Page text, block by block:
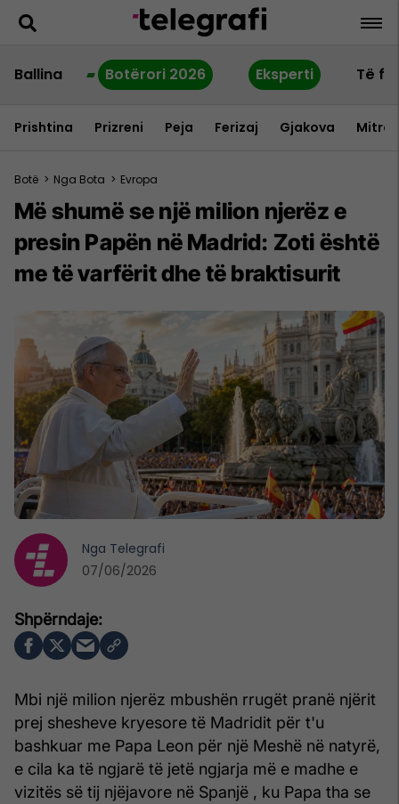
Ballina Botërori 2026 Eksperti Të
Prishtina Prizreni Peja Ferizaj Gjakova
Botë > Nga Bota > Evropa
Më shumë se një milion njerëz e
presin Papën në Madrid: Zoti është
me të varfërit dhe të braktisurit
Mbi një milion njerëz mbushën rrugët pranë njërit
prej shesheve kryesore të Madridit për t'u
bashkuar me Papa Leon për një Meshë në natyrë,
e cila ka të ngjarë të jetë ngjarja më e madhe e
vizitës së tij njëjavore në Spanjë , ku Papa tha se
Nga Telegrafi
07/06/2026